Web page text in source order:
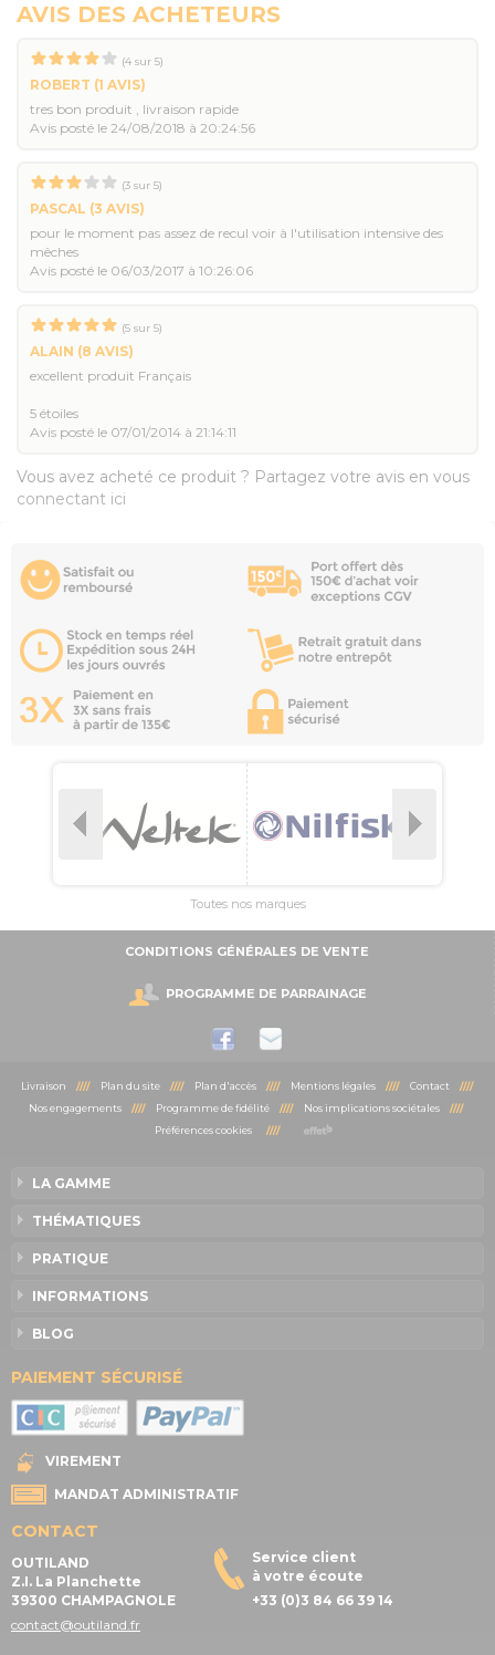
AVIS DES ACHETEURS
(4 sur 5)
ROBERT (1 AVIS)
tres bon produit , livraison rapide
Avis posté le 24/08/2018 à 20:24:56
(3 sur 5)
PASCAL (3 AVIS)
pour le moment pas assez de recul voir à l'utilisation intensive des
mêches
Avis posté le 06/03/2017 à 10:26:06
(5 sur 5)
ALAIN (8 AVIS)
excellent produit Français
5 étoiles
Avis posté le 07/01/2014 à 21:14:11
Vous avez acheté ce produit ? Partagez votre avis en vous
connectant ici
Toutes nos marques
CONDITIONS GÉNÉRALES DE VENTE
PROGRAMME DE PARRAINAGE
Livraison //// Plan du site //// Plan d'accès //// Mentions légales //// Contact ////
Nos engagements//// Programme de fidélité//// Nos implications sociétales////
Préférences cookies
////
LA GAMME
THÉMATIQUES
PRATIQUE
INFORMATIONS
BLOG
PAIEMENT SÉCURISÉ
VIREMENT
MANDAT ADMINISTRATIF
CONTACT
OUTILAND
Z.I. La Planchette
39300 CHAMPAGNOLE
contact@outiland.fr
Service client
à votre écoute
+33 (0)3 84 66 39 14